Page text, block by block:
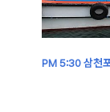
PM 5:30 삼천